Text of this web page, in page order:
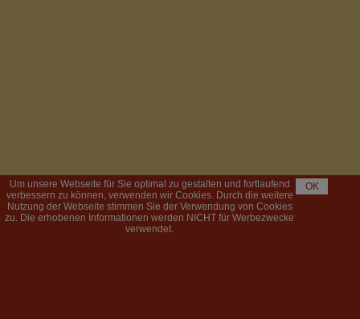
Um unsere Webseite für Sie optimal zu gestalten und fortlaufend
verbessern zu können, verwenden wir Cookies. Durch die weitere
Nutzung der Webseite stimmen Sie der Verwendung von Cookies
zu. Die erhobenen Informationen werden NICHT für Werbezwecke
verwendet.
OK